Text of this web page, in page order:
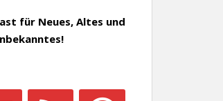
für Neues, Altes und